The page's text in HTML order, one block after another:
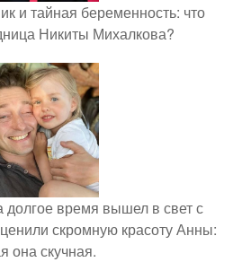
и тайная беременность: что
Никиты Михалкова?
долгое время вышел в свет с
скромную красоту Анны:
она скучная.